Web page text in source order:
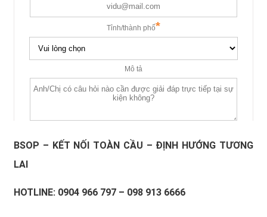
BSOP – KẾT NỐI TOÀN CẦU – ĐỊNH HƯỚNG TƯƠNG
LAI
HOTLINE: 0904 966 797 – 098 913 6666